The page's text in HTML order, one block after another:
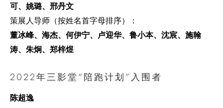
可、姚璐、邢丹文
策展人导师（按姓名首字母排序）：
董冰峰、海杰、何伊宁、卢迎华、鲁小本、沈宸、施翰
涛、朱炯、郑梓煜
2022年三影堂“陪跑计划”入围者
陈超逸